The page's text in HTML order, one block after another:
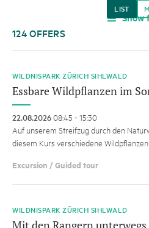
a Show
LIST
124 OFFERS
WILDNISPARK ZÜRICH SIHLWALD
Essbare Wildpflanzen im
22.08.202608:45 - 15:30
Auf unserem Streifzug durch den
diesem Kurs verschiedene Wildpflanzen
Excursion / Guided tour
WILDNISPARK ZÜRICH SIHLWALD